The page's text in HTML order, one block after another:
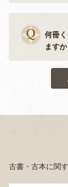
何冊
ますか
古書・古本に関